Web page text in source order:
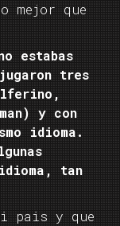
mejor que
estabas
tres
y con
idioma.
tan
pais y que